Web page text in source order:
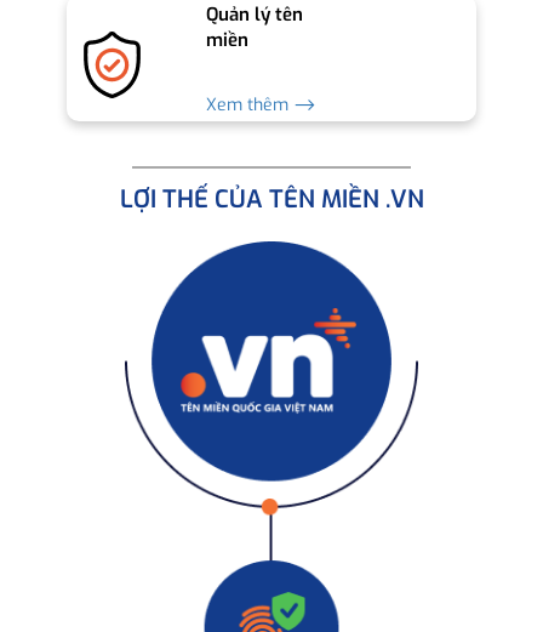
Quản lý tên
miền
Xem thêm ⟶
LỢI THẾ CỦA TÊN MIỀN .VN